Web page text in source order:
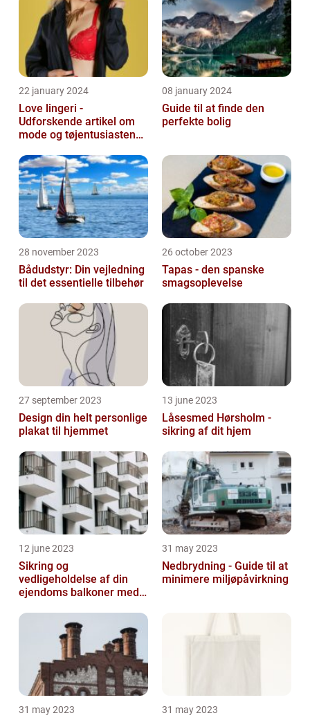
22 january 2024
Love lingeri -
Udforskende artikel om
mode og tøjentusiastens
08 january 2024
Guide til at finde den
perfekte bolig
28 november 2023
Bådudstyr: Din vejledning
til det essentielle tilbehør
26 october 2023
Tapas - den spanske
smagsoplevelse
27 september 2023
Design din helt personlige
plakat til hjemmet
13 june 2023
Låsesmed Hørsholm -
sikring af dit hjem
12 june 2023
Sikring og
vedligeholdelse af din
ejendoms balkoner med
31 may 2023
Nedbrydning - Guide til at
minimere miljøpåvirkning
31 may 2023 31 may 2023